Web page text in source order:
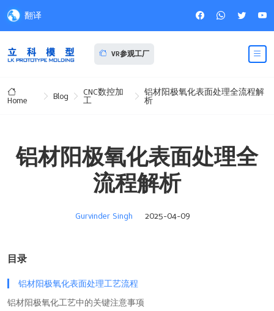
翻译
VR参观工厂
Home Blog CNC数控加
工
铝材阳极氧化表面处理全流程解
析
铝材阳极氧化表面处理全
流程解析
Gurvinder Singh 2025-04-09
目录
铝材阳极氧化表面处理工艺流程
铝材阳极氧化工艺中的关键注意事项